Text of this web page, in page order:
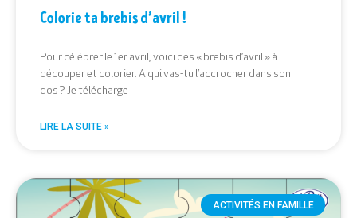
Colorie ta brebis d’avril !
Pour célébrer le 1er avril, voici des « brebis d’avril » à
découper et colorier. A qui vas-tu l’accrocher dans son
dos ? Je télécharge
LIRE LA SUITE »
ACTIVITÉS EN FAMILLE